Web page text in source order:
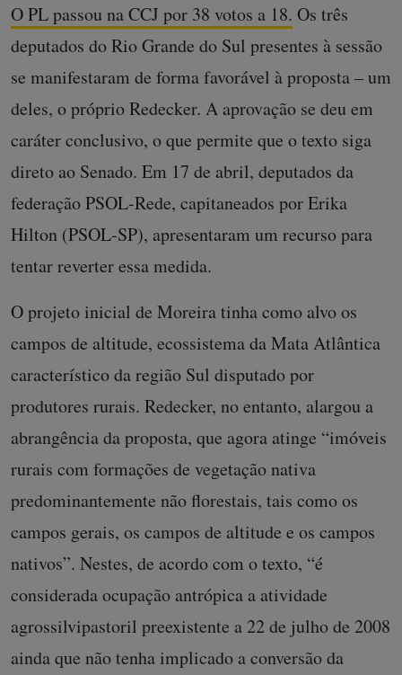
O PL passou na CCJ por 38 votos a 18. Os três
deputados do Rio Grande do Sul presentes à sessão
se manifestaram de forma favorável à proposta – um
deles, o próprio Redecker. A aprovação se deu em
caráter conclusivo, o que permite que o texto siga
direto ao Senado. Em 17 de abril, deputados da
federação PSOL-Rede, capitaneados por Erika
Hilton (PSOL-SP), apresentaram um recurso para
tentar reverter essa medida.
O projeto inicial de Moreira tinha como alvo os
campos de altitude, ecossistema da Mata Atlântica
característico da região Sul disputado por
produtores rurais. Redecker, no entanto, alargou a
abrangência da proposta, que agora atinge “imóveis
rurais com formações de vegetação nativa
predominantemente não florestais, tais como os
campos gerais, os campos de altitude e os campos
nativos”. Nestes, de acordo com o texto, “é
considerada ocupação antrópica a atividade
agrossilvipastoril preexistente a 22 de julho de 2008
ainda que não tenha implicado a conversão da